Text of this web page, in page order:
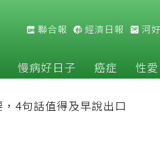
聯合報 經濟日報 河
慢病好日子 癌症 性愛
4句話值得及早說出口